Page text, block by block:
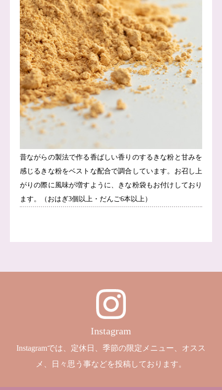
昔ながらの製法で作る香ばしい香りのするきな粉と甘みを
感じるきな粉をベストな配合で調合しています。お召し上
がりの際に風味が増すように、きな粉袋もお付けしており
ます。（おはぎ3個以上・だんご6本以上）
Instagram
Instagramでは、定休日、季節の限定メニュー、オスス
メ、日々思う事などを投稿しております。